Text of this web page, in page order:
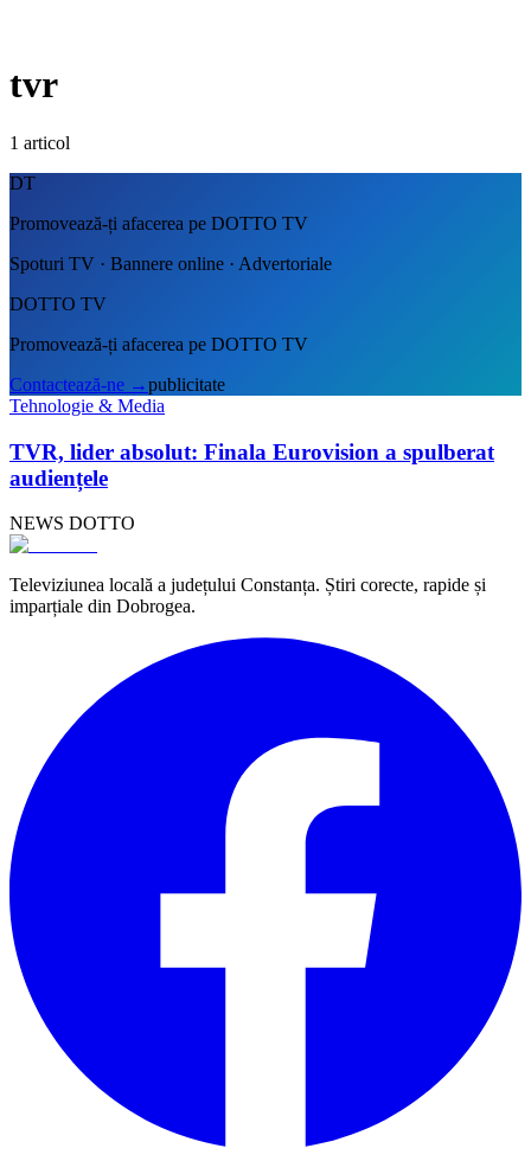
tvr
1 articol
DT
Promovează-ți afacerea pe DOTTO TV
Spoturi TV · Bannere online · Advertoriale
DOTTO TV
Promovează-ți afacerea pe DOTTO TV
Contactează-ne →publicitate
Tehnologie & Media
TVR, lider absolut: Finala Eurovision a spulberat
audiențele
NEWS DOTTO
Televiziunea locală a județului Constanța. Știri corecte, rapide și
imparțiale din Dobrogea.